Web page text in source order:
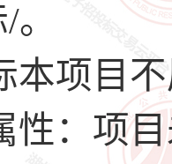
本项目
性：项